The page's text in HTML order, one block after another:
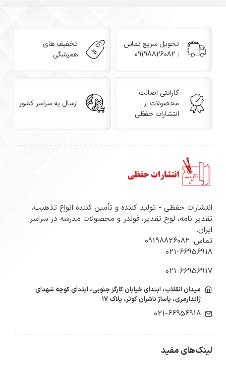
تحویل سریع تماس
: 09198826082
تخفیف های
همیشگی
گارانتی اصالت
محصولات از
انتشارات حفظی
ارسال به سراسر کشور
انتشارات حفظی - تولید کننده و تأمین کننده انواع تذهیب،
تقدیر نامه، لوح تقدیر، فولدر و محصولات مدرسه در سراسر
ایران.
تماس: 09198826082
021-66956918
021-66956917
میدان انقلاب، ابتدای خیابان کارگز جنوبی، ابتدای کوچه شهدای
ژاندارمری، پاساژ ناشران کوثر، پلاک ۱۷
021-66956918
لینک‌های مفید